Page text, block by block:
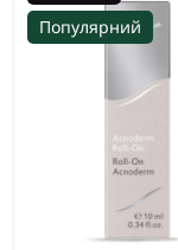
Популярний